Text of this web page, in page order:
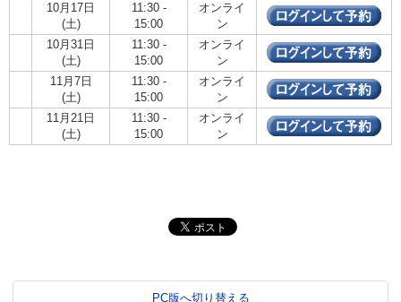
10月17日
(土)
11:30 -
15:00
オンライ
ン
10月31日
(土)
11:30 -
15:00
オンライ
ン
11月7日
(土)
11:30 -
15:00
オンライ
ン
11月21日
(土)
11:30 -
15:00
オンライ
ン
PC版へ切り替える